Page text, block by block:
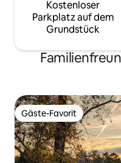
Kostenloser
Parkplatz auf dem
Grundstück
Gäste-Favorit
Gäste-Favorit